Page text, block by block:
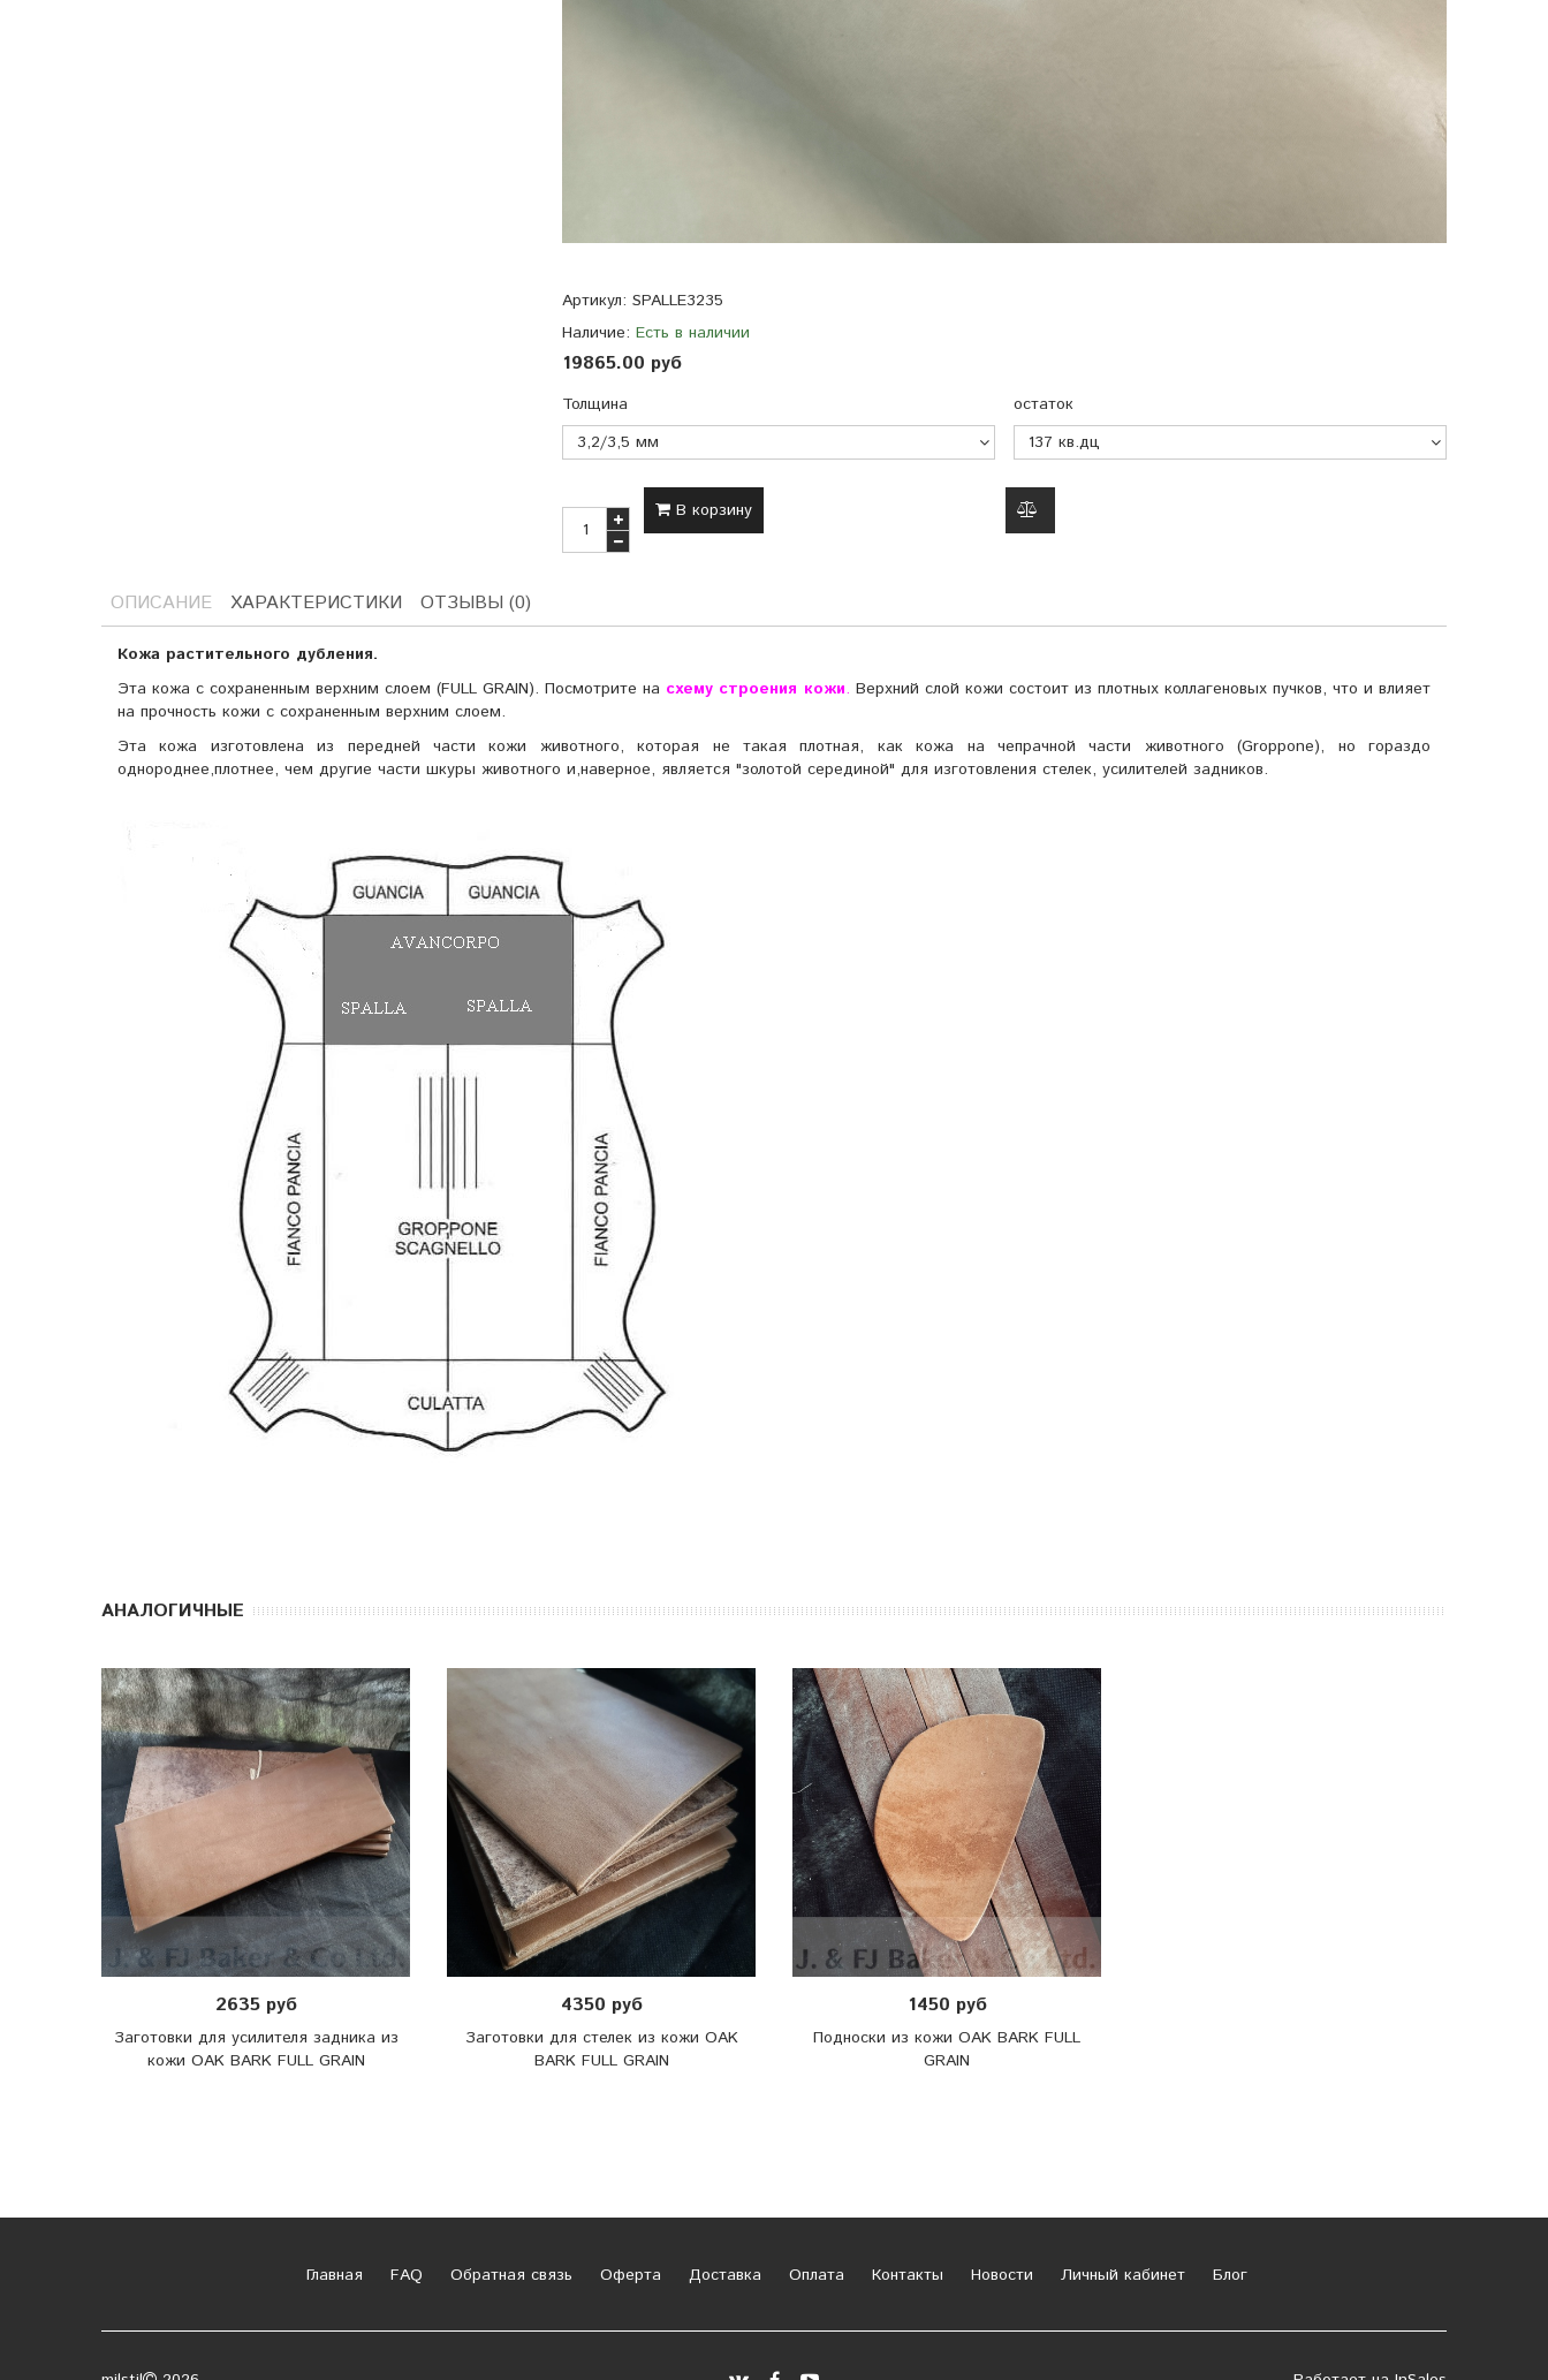
Артикул: SPALLE3235
Наличие: Есть в наличии
19865.00 руб
Толщина остаток
В корзину
ОПИСАНИЕ ХАРАКТЕРИСТИКИ ОТЗЫВЫ (0)
Кожа растительного дубления.
Эта кожа с сохраненным верхним слоем (FULL GRAIN). Посмотрите на схему строения кожи. Верхний слой кожи состоит из плотных коллагеновых пучков, что и влияет
на прочность кожи с сохраненным верхним слоем.
Эта кожа изготовлена из передней части кожи животного, которая не такая плотная, как кожа на чепрачной части животного (Groppone), но гораздо
однороднее,плотнее, чем другие части шкуры животного и,наверное, является "золотой серединой" для изготовления стелек, усилителей задников.
АНАЛОГИЧНЫЕ
2635 руб
Заготовки для усилителя задника из
кожи OAK BARK FULL GRAIN
4350 руб
Заготовки для стелек из кожи OAK
BARK FULL GRAIN
1450 руб
Подноски из кожи OAK BARK FULL
GRAIN
Главная FAQ Обратная связь Оферта Доставка Оплата Контакты Новости Личный кабинет Блог